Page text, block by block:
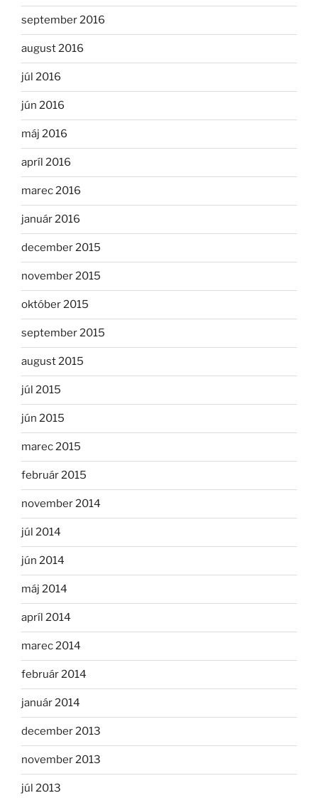
september 2016
august 2016
júl 2016
jún 2016
máj 2016
apríl 2016
marec 2016
január 2016
december 2015
november 2015
október 2015
september 2015
august 2015
júl 2015
jún 2015
marec 2015
február 2015
november 2014
júl 2014
jún 2014
máj 2014
apríl 2014
marec 2014
február 2014
január 2014
december 2013
november 2013
júl 2013